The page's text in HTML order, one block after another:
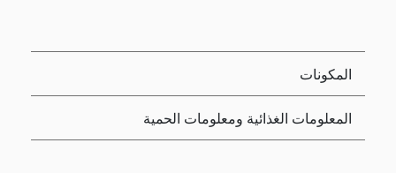
المكونات
المعلومات الغذائية ومعلومات الحمية